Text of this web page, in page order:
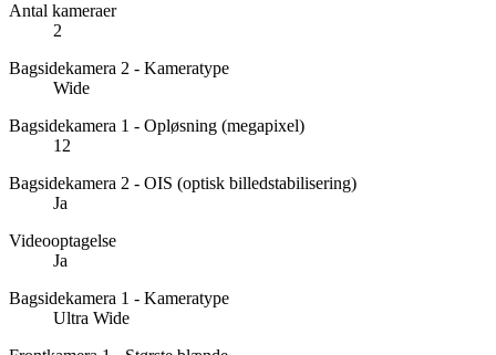
Antal kameraer
2
Bagsidekamera 2 - Kameratype
Wide
Bagsidekamera 1 - Opløsning (megapixel)
12
Bagsidekamera 2 - OIS (optisk billedstabilisering)
Ja
Videooptagelse
Ja
Bagsidekamera 1 - Kameratype
Ultra Wide